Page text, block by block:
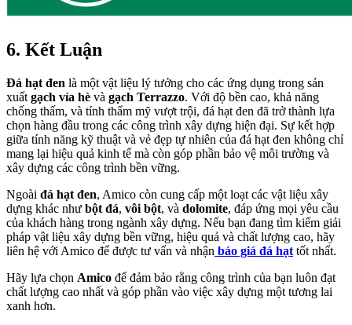
6. Kết Luận
Đá hạt đen là một vật liệu lý tưởng cho các ứng dụng trong sản
xuất gạch vỉa hè và gạch Terrazzo. Với độ bền cao, khả năng
chống thấm, và tính thẩm mỹ vượt trội, đá hạt đen đã trở thành lựa
chọn hàng đầu trong các công trình xây dựng hiện đại. Sự kết hợp
giữa tính năng kỹ thuật và vẻ đẹp tự nhiên của đá hạt đen không chỉ
mang lại hiệu quả kinh tế mà còn góp phần bảo vệ môi trường và
xây dựng các công trình bền vững.
Ngoài đá hạt đen, Amico còn cung cấp một loạt các vật liệu xây
dựng khác như bột đá, vôi bột, và dolomite, đáp ứng mọi yêu cầu
của khách hàng trong ngành xây dựng. Nếu bạn đang tìm kiếm giải
pháp vật liệu xây dựng bền vững, hiệu quả và chất lượng cao, hãy
liên hệ với Amico để được tư vấn và nhận báo giá đá hạt tốt nhất.
Hãy lựa chọn Amico để đảm bảo rằng công trình của bạn luôn đạt
chất lượng cao nhất và góp phần vào việc xây dựng một tương lai
xanh hơn.